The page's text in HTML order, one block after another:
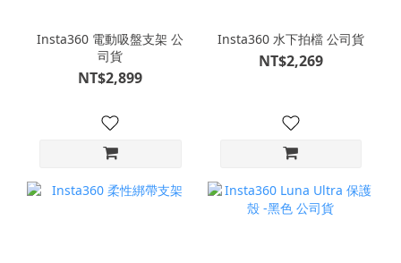
Insta360 電動吸盤支架 公
司貨
NT$2,899
Insta360 水下拍檔 公司貨
NT$2,269